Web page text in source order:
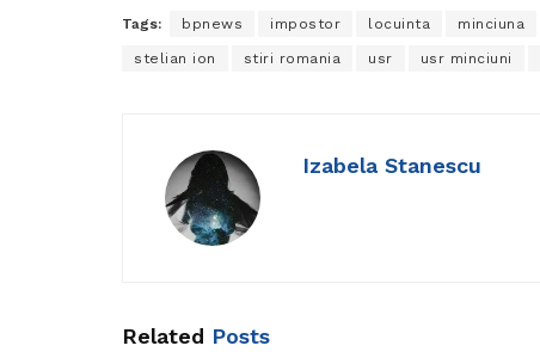
Tags: bpnews impostor locuinta minciuna
stelian ion stiri romania usr usr minciuni
Izabela Stanescu
Related Posts